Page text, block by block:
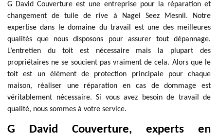
G David Couverture est une entreprise pour la réparation et
changement de tuile de rive à Nagel Seez Mesnil. Notre
expertise dans le domaine du travail est une des meilleures
qualités que nous disposons pour assurer tout dépannage.
L’entretien du toit est nécessaire mais la plupart des
propriétaires ne se soucient pas vraiment de cela. Alors que le
toit est un élément de protection principale pour chaque
maison, réaliser une réparation en cas de dommage est
véritablement nécessaire. Si vous avez besoin de travail de
qualité, nous sommes à votre service.
G David Couverture, experts en